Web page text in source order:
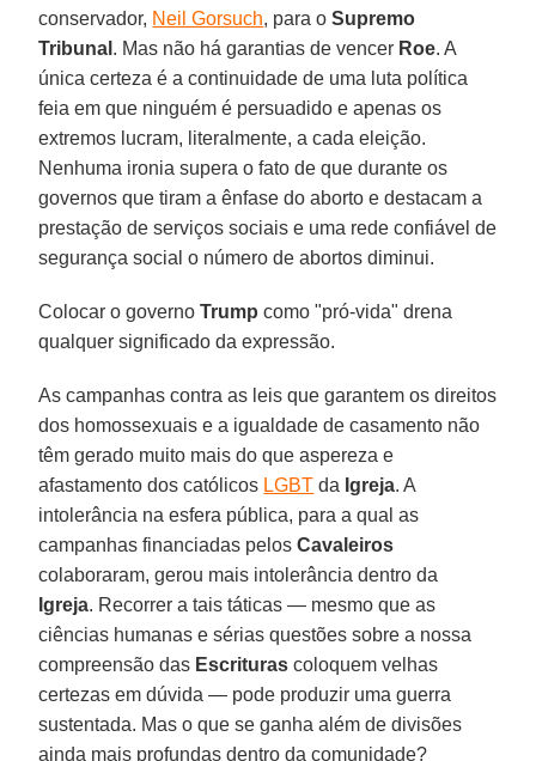
conservador, Neil Gorsuch, para o Supremo
Tribunal . Mas não há garantias de vencer Roe. A
única certeza é a continuidade de uma luta política
feia em que ninguém é persuadido e apenas os
extremos lucram, literalmente, a cada eleição.
Nenhuma ironia supera o fato de que durante os
governos que tiram a ênfase do aborto e destacam a
prestação de serviços sociais e uma rede confiável de
segurança social o número de abortos diminui.
Colocar o governoTrump como "pró-vida" drena
qualquer significado da expressão.
As campanhas contra as leis que garantem os direitos
dos homossexuais e a igualdade de casamento não
têm gerado muito mais do que aspereza e
afastamento dos católicos LGBT da Igreja. A
intolerância na esfera pública, para a qual as
campanhas financiadas pelos Cavaleiros
colaboraram, gerou mais intolerância dentro da
Igreja. Recorrer a tais táticas — mesmo que as
ciências humanas e sérias questões sobre a nossa
compreensão das Escrituras coloquem velhas
certezas em dúvida — pode produzir uma guerra
sustentada. Mas o que se ganha além de divisões
ainda mais profundas dentro da comunidade?